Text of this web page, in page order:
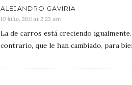
ALEJANDRO GAVIRIA
10 julio, 2011 at 2:23 am
La de carros está creciendo
contrario, que le han cambiado, para